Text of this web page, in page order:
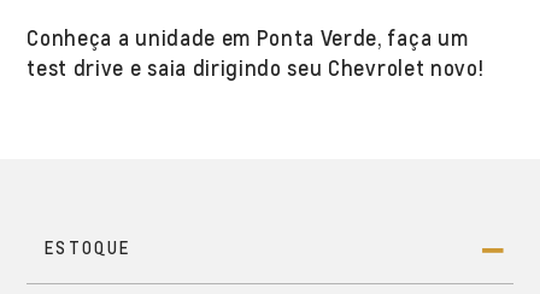
Conheça a unidade em Ponta Verde, faça um
test drive e saia dirigindo seu Chevrolet novo!